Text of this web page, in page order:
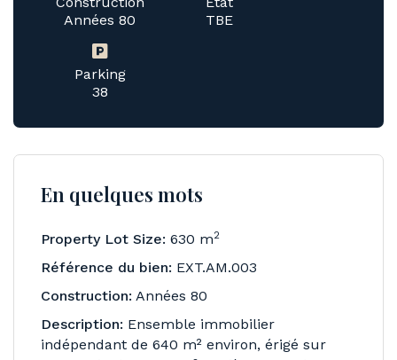
Années 80
TBE
38
Parking
En quelques mots
Property Lot Size: 630 m2
Référence du bien: EXT.AM.003
Construction: Années 80
Description: Ensemble immobilier
indépendant de 640 m² environ, érigé sur